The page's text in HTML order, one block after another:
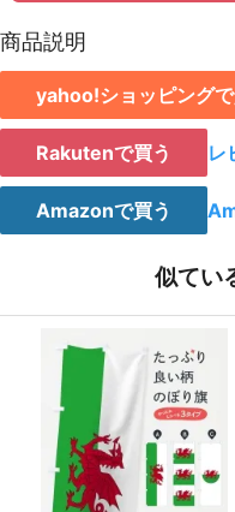
18
19 928
20 923
21 921
22 919
917
24 915
25 913
26 911
27 909
28 907
商品説明
yahoo!ショッピングで
Rakutenで買う レ
Amazonで買う
似てい